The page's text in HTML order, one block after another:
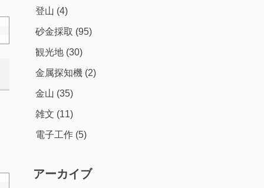
登山 (4)
砂金採取 (95)
観光地 (30)
金属探知機 (2)
金山 (35)
雑文 (11)
電子工作 (5)
アーカイブ